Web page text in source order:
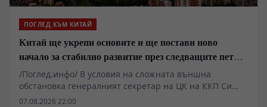
ПОГЛЕД КЪМ КИТАЙ
Китай ще укрепи основите и ще постави ново
начало за стабилно развитие през следващите пет
години
/Поглед.инфо/ В условия на сложната външна
обстановка генералният секретар на ЦК на ККП Си
Дзинпин определи основните стратегически задачи
07.08.2026 22:00